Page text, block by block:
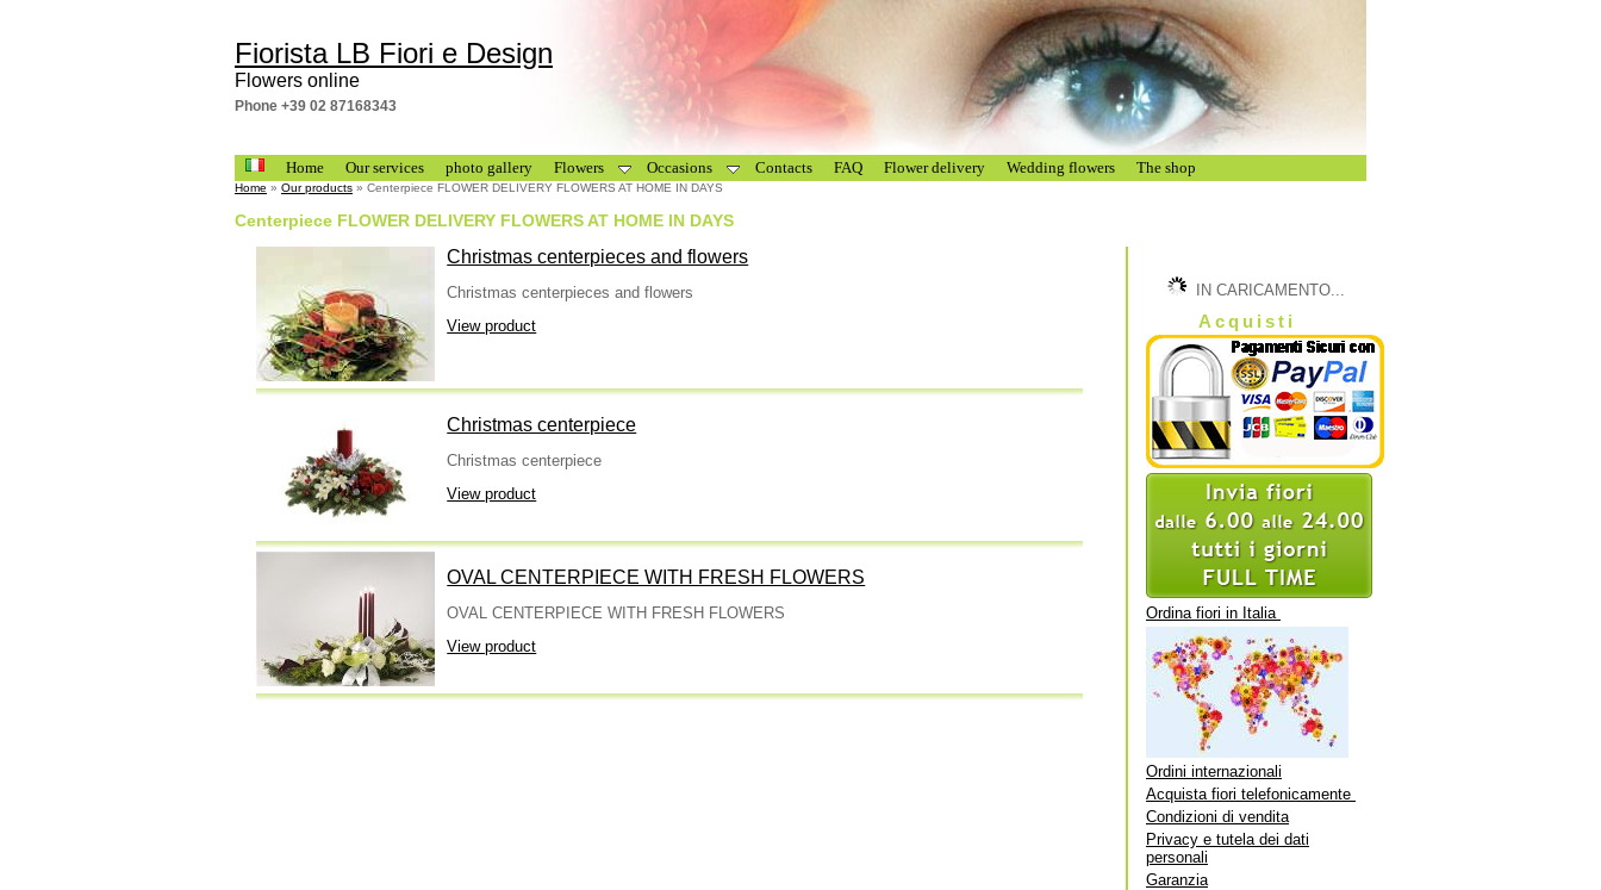
Fiorista LB Fiori e Design
Flowers online
Phone +39 02 87168343
Home Our services photo gallery Flowers Occasions Contacts FAQ Flower delivery Wedding flowers The shop
Home » Our products » Centerpiece FLOWER DELIVERY FLOWERS AT HOME IN DAYS
Centerpiece FLOWER DELIVERY FLOWERS AT HOME IN DAYS
Christmas centerpieces and flowers
Christmas centerpieces and flowers
View product
Christmas centerpiece
Christmas centerpiece
View product
OVAL CENTERPIECE WITH FRESH FLOWERS
OVAL CENTERPIECE WITH FRESH FLOWERS
View product
IN CARICAMENTO...
Acquisti
Ordina fiori in Italia
Ordini internazionali
Acquista fiori telefonicamente
Condizioni di vendita
Privacy e tutela dei dati
personali
Garanzia